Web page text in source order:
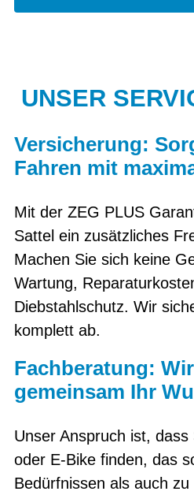
UNSER
Versicherung:
Fahren mit
Mit der ZEG PLUS
Sattel ein zusätzliches
Machen Sie sich keine
Wartung,
Diebstahlschutz. Wir
komplett ab.
Fachberatung:
gemeinsam Ihr
Unser Anspruch ist,
oder E-Bike finden, das
Bedürfnissen als auch